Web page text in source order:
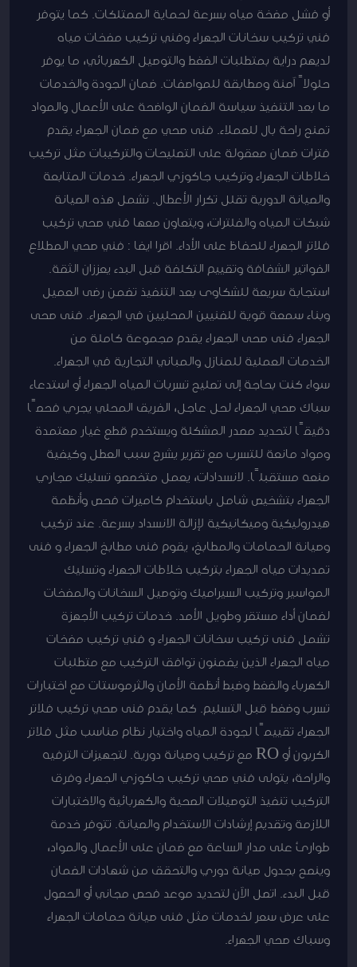
أو فشل مضخة مياه بسرعة لحماية الممتلكات. كما يتوفر
فني تركيب سخانات الجهراء وفني تركيب مضخات مياه
لديهم دراية بمتطلبات الضغط والتوصيل الكهربائي، ما يوفر
حلولاً آمنة ومطابقة للمواصفات. ضمان الجودة والخدمات
ما بعد التنفيذ سياسة الضمان الواضحة على الأعمال والمواد
تمنح راحة بال للعملاء. فنى صحي مع ضمان الجهراء يقدم
فترات ضمان معقولة على التصليحات والتركيبات مثل تركيب
خلاطات الجهراء وتركيب جاكوزي الجهراء. خدمات المتابعة
والصيانة الدورية تقلل تكرار الأعطال. تشمل هذه الصيانة
شبكات المياه والفلترات، ويتعاون معها فني صحي تركيب
فلاتر الجهراء للحفاظ على الأداء. اقرا ايضا : فني صحي المطلاع
الفواتير الشفافة وتقييم التكلفة قبل البدء يعززان الثقة.
استجابة سريعة للشكاوى بعد التنفيذ تضمن رضى العميل
وبناء سمعة قوية للفنيين المحليين في الجهراء. فنى صحى
الجهراء فنى صحى الجهراء يقدم مجموعة كاملة من
الخدمات العملية للمنازل والمباني التجارية في الجهراء.
سواء كنت بحاجة إلى تصليح تسربات المياه الجهراء أو استدعاء
سباك صحي الجهراء لحل عاجل، الفريق المحلي يجري فحصًا
دقيقًا لتحديد مصدر المشكلة ويستخدم قطع غيار معتمدة
ومواد مانعة للتسرب مع تقرير يشرح سبب العطل وكيفية
منعه مستقبلًا. لانسدادات، يعمل متخصصو تسليك مجاري
الجهراء بتشخيص شامل باستخدام كاميرات فحص وأنظمة
هيدروليكية وميكانيكية لإزالة الانسداد بسرعة. عند تركيب
وصيانة الحمامات والمطابخ، يقوم فنى مطابخ الجهراء و فنى
تمديدات مياه الجهراء بتركيب خلاطات الجهراء وتسليك
المواسير وتركيب السيراميك وتوصيل السخانات والمضخات
لضمان أداء مستقر وطويل الأمد. خدمات تركيب الأجهزة
تشمل فنى تركيب سخانات الجهراء و فني تركيب مضخات
مياه الجهراء الذين يضمنون توافق التركيب مع متطلبات
الكهرباء والضغط وضبط أنظمة الأمان والثرموستات مع اختبارات
تسرب وضغط قبل التسليم. كما يقدم فنى صحي تركيب فلاتر
الجهراء تقييمًا لجودة المياه واختيار نظام مناسب مثل فلاتر
الكربون أو RO مع تركيب وصيانة دورية. لتجهيزات الترفيه
والراحة، يتولى فني صحي تركيب جاكوزي الجهراء وفرق
التركيب تنفيذ التوصيلات الصحية والكهربائية والاختبارات
اللازمة وتقديم إرشادات الاستخدام والصيانة. تتوفر خدمة
طوارئ على مدار الساعة مع ضمان على الأعمال والمواد،
وينصح بجدول صيانة دوري والتحقق من شهادات الضمان
قبل البدء. اتصل الآن لتحديد موعد فحص مجاني أو الحصول
على عرض سعر لخدمات مثل فنى صيانة حمامات الجهراء
وسباك صحي الجهراء.